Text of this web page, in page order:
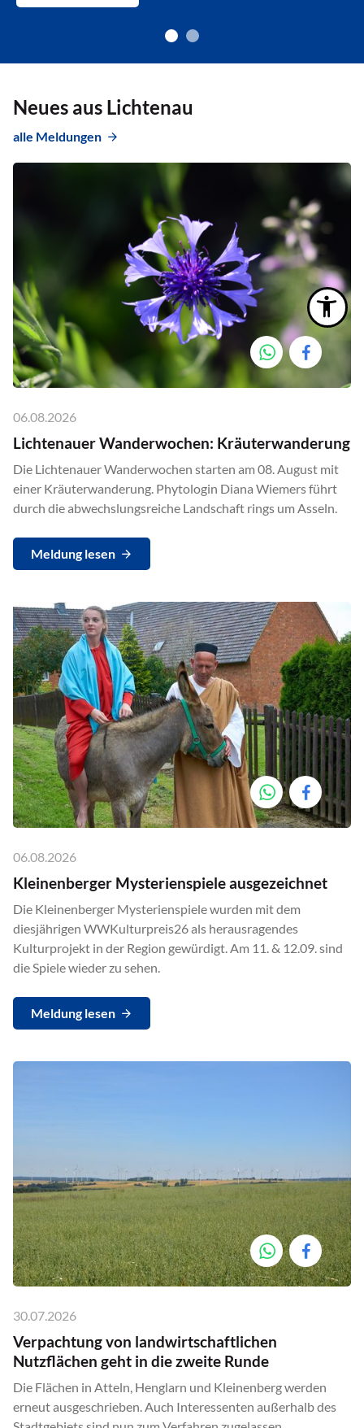
Neues aus Lichtenau
alle Meldungen
06.08.2026
Lichtenauer Wanderwochen: Kräuterwanderung
Die Lichtenauer Wanderwochen starten am 08. August mit
einer Kräuterwanderung. Phytologin Diana Wiemers führt
durch die abwechslungsreiche Landschaft rings um Asseln.
Meldung lesen
06.08.2026
Kleinenberger Mysterienspiele ausgezeichnet
Die Kleinenberger Mysterienspiele wurden mit dem
diesjährigen WWKulturpreis26 als herausragendes
Kulturprojekt in der Region gewürdigt. Am 11. & 12.09. sind
die Spiele wieder zu sehen.
Meldung lesen
30.07.2026
Verpachtung von landwirtschaftlichen
Nutzflächen geht in die zweite Runde
Die Flächen in Atteln, Henglarn und Kleinenberg werden
erneut ausgeschrieben. Auch Interessenten außerhalb des